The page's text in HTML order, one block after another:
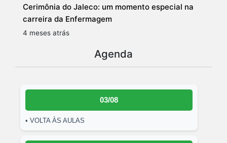
Cerimônia do Jaleco: um momento especial na
carreira da Enfermagem
4 meses atrás
Agenda
03/08
• VOLTA ÀS AULAS